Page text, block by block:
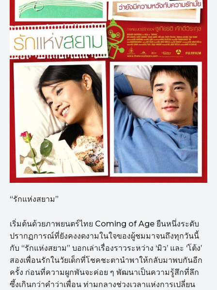
“รักแห่งสยาม”
เริ่มต้นด้วยภาพยนตร์ไทย Coming of Age ยืนหนึ่งระดับ
ปรากฏการณ์ที่ยังคงงดงามในใจของผู้ชมมาจนถึงทุกวันนี้
กับ “รักแห่งสยาม” บอกเล่าเรื่องราวระหว่าง ‘มิว’ และ ‘โต้ง’
สองเพื่อนรักในวัยเด็กที่โชคชะตานำพาให้กลับมาพบกันอีก
ครั้ง ก่อนที่ความผูกพันจะค่อย ๆ พัฒนาเป็นความรู้สึกที่ลึก
ซึ้งเกินกว่าคำว่าเพื่อน ท่ามกลางช่วงเวลาแห่งการเปลี่ยน